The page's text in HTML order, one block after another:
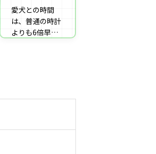
愛犬との時間
は、普通の時計
よりも6倍早く